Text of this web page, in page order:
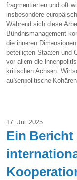
fragmentierten und oft
insbesondere
Während sich diese
Bündnismanagement
die inneren
beteiligten Staaten und
vor allem die
kritischen Achsen:
außenpolitische
17. Juli 2025
Ein Bericht